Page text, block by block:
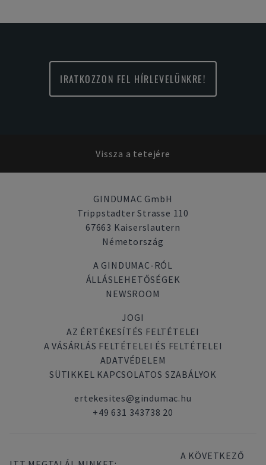
IRATKOZZON FEL HÍRLEVELÜNKRE!
Vissza a tetejére
GINDUMAC GmbH
Trippstadter Strasse 110
67663 Kaiserslautern
Németország
A GINDUMAC-RÓL
ÁLLÁSLEHETŐSÉGEK
NEWSROOM
JOGI
AZ ÉRTÉKESÍTÉS FELTÉTELEI
A VÁSÁRLÁS FELTÉTELEI ÉS FELTÉTELEI
ADATVÉDELEM
SÜTIKKEL KAPCSOLATOS SZABÁLYOK
ertekesites@gindumac.hu
+49 631 343738 20
A KÖVETKEZŐ